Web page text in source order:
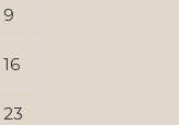
9
16
23